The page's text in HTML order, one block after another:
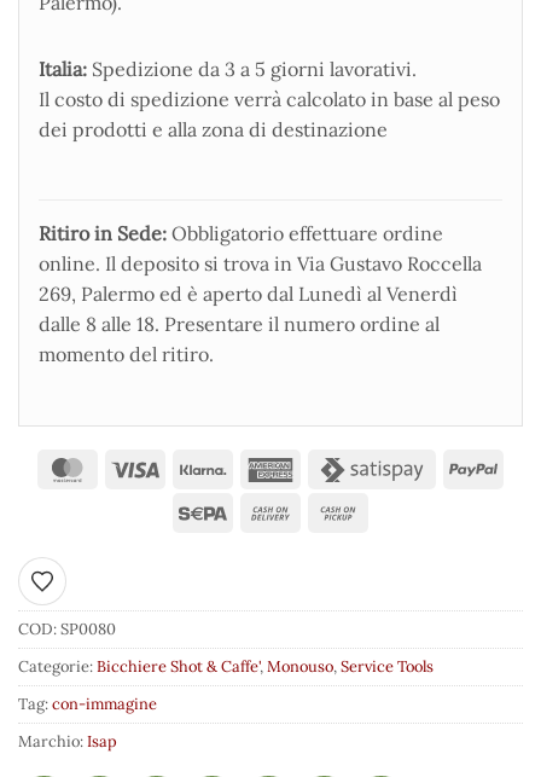
Italia: Spedizione da 3 a 5 giorni lavorativi.
Il costo di spedizione verrà calcolato in base al peso
dei prodotti e alla zona di destinazione
Ritiro in Sede: Obbligatorio effettuare ordine
online. Il deposito si trova in Via Gustavo Roccella
269, Palermo ed è aperto dal Lunedì al Venerdì
dalle 8 alle 18. Presentare il numero ordine al
momento del ritiro.
Aggiungi ai preferiti
COD:SP0080
Categorie:Bicchiere Shot & Caffe',Monouso,Service Tools
Tag:con-immagine
Marchio:Isap